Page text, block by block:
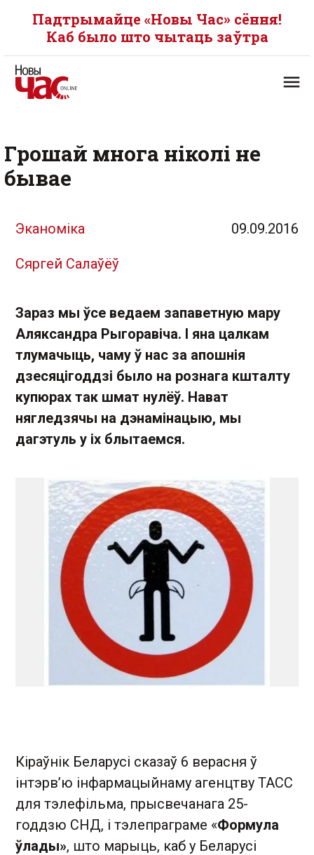
Падтрымайце «Новы Час» сёння!
Каб было што чытаць заўтра
Грошай многа ніколі не
бывае
Эканоміка 09.09.2016
Сяргей Салаўёў
Зараз мы ўсе ведаем запаветную мару
Аляксандра Рыгоравіча. І яна цалкам
тлумачыць, чаму ў нас за апошнія
дзесяцігоддзі было на рознага кшталту
купюрах так шмат нулёў. Нават
нягледзячы на дэнамінацыю, мы
дагэтуль у іх блытаемся.
Кіраўнік Беларусі сказаў 6 верасня ў
інтэрв’ю інфармацыйнаму агенцтву ТАСС
для тэлефільма, прысвечанага 25-
годдзю СНД, і тэлепраграме «Формула
ўлады», што марыць, каб у Беларусі